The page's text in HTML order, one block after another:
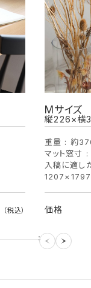
（税込）
Mサイズ
縦226×横
重量 : 約
マット窓寸
入稿に適し
価格